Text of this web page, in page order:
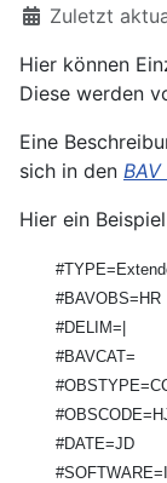
DetailsZuletzt
Hier können
Diese werden
Eine
sich in den
Hier ein
#BAVOBS=HR
#DELIM=|
#BAVCAT=
#DATE=JD